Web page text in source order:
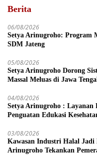
Berita
06/08/2026
Setya Arinugroho: Program
SDM Jateng
05/08/2026
Setya Arinugroho Dorong
Massal Meluas di Jawa
04/08/2026
Setya Arinugroho :
Penguatan Edukasi
03/08/2026
Kawasan Industri Halal Jadi
Arinugroho Tekankan